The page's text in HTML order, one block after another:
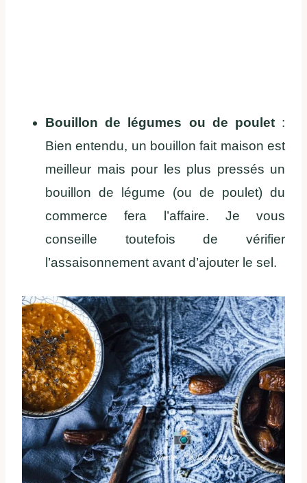
Bouillon de légumes ou de poulet:
Bien entendu, un bouillon fait maison est
meilleur mais pour les plus pressés un
bouillon de légume (ou de poulet) du
commerce fera l’affaire. Je vous
conseille toutefois de vérifier
l’assaisonnement avant d’ajouter le sel.